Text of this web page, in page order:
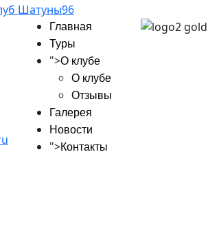
Главная
Туры
">О клубе
О клубе
Отзывы
Галерея
Новости
">Контакты